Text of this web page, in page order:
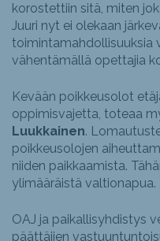
korostettiin sitä, miten
Juuri nyt ei olekaan
toimintamahdollisuuksia
vähentämällä opettajia
Kevään poikkeusolot
oppimisvajetta, toteaa
Luukkainen.
poikkeusolojen
niiden paikkaamista.
ylimääräistä valtionapua.
OAJ ja paikallisyhdistys
päättäjien